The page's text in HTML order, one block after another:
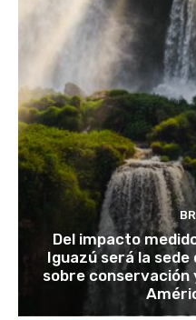
Del impacto
Iguazú será la sede
sobre